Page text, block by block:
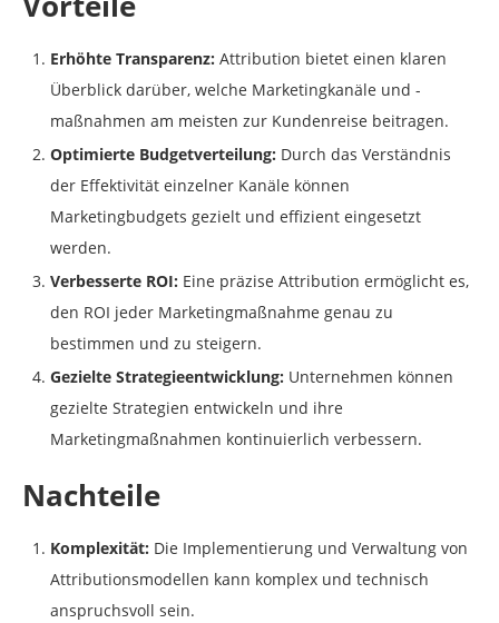
Erhöhte Transparenz: Attribution bietet einen klaren
Überblick darüber, welche Marketingkanäle und -
maßnahmen am meisten zur Kundenreise beitragen.
Optimierte Budgetverteilung: Durch das Verständnis
der Effektivität einzelner Kanäle können
Marketingbudgets gezielt und effizient eingesetzt
werden.
Verbesserte ROI: Eine präzise Attribution ermöglicht es,
den ROI jeder Marketingmaßnahme genau zu
bestimmen und zu steigern.
Gezielte Strategieentwicklung: Unternehmen können
gezielte Strategien entwickeln und ihre
Marketingmaßnahmen kontinuierlich verbessern.
Nachteile
Komplexität: Die Implementierung und Verwaltung von
Attributionsmodellen kann komplex und technisch
anspruchsvoll sein.